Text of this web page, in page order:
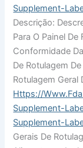
Supplement-
Descrição:
Para O Painel
Conformidade
De Rotulagem
Rotulagem Geral
Https://
Supplement-
Supplement-
Gerais De